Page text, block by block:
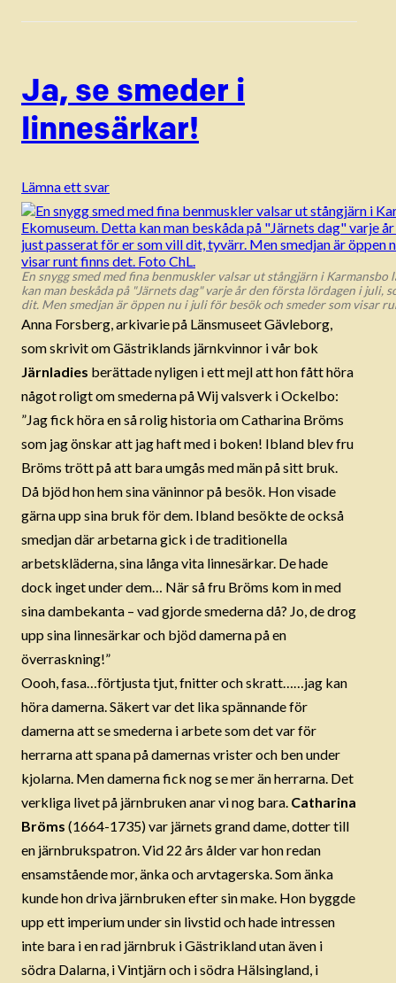
Ja, se smeder i
linnesärkar!
Lämna ett svar
En snygg smed med fina benmuskler valsar ut stångjärn i Karmansbo
kan man beskåda på "Järnets dag" varje år den första lördagen i juli,
dit. Men smedjan är öppen nu i juli för besök och smeder som visar
Anna Forsberg, arkivarie på Länsmuseet Gävleborg,
som skrivit om Gästriklands järnkvinnor i vår bok
Järnladies berättade nyligen i ett mejl att hon fått höra
något roligt om smederna på Wij valsverk i Ockelbo:
”Jag fick höra en så rolig historia om Catharina Bröms
som jag önskar att jag haft med i boken! Ibland blev fru
Bröms trött på att bara umgås med män på sitt bruk.
Då bjöd hon hem sina väninnor på besök. Hon visade
gärna upp sina bruk för dem. Ibland besökte de också
smedjan där arbetarna gick i de traditionella
arbetskläderna, sina långa vita linnesärkar. De hade
dock inget under dem… När så fru Bröms kom in med
sina dambekanta – vad gjorde smederna då? Jo, de drog
upp sina linnesärkar och bjöd damerna på en
överraskning!”
Oooh, fasa…förtjusta tjut, fnitter och skratt……jag kan
höra damerna. Säkert var det lika spännande för
damerna att se smederna i arbete som det var för
herrarna att spana på damernas vrister och ben under
kjolarna. Men damerna fick nog se mer än herrarna. Det
verkliga livet på järnbruken anar vi nog bara. Catharina
Bröms (1664-1735) var järnets grand dame, dotter till
en järnbrukspatron. Vid 22 års ålder var hon redan
ensamstående mor, änka och arvtagerska. Som änka
kunde hon driva järnbruken efter sin make. Hon byggde
upp ett imperium under sin livstid och hade intressen
inte bara i en rad järnbruk i Gästrikland utan även i
södra Dalarna, i Vintjärn och i södra Hälsingland, i